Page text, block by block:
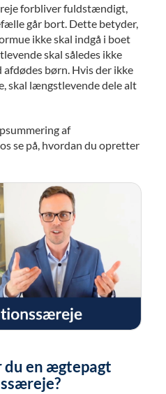
forbliver fuldstændigt,
går bort. Dette betyder,
ikke skal indgå i boet
skal således ikke
afdødes børn. Hvis der ikke
skal længstlevende dele alt
af
se på, hvordan du opretter
en ægtepagt